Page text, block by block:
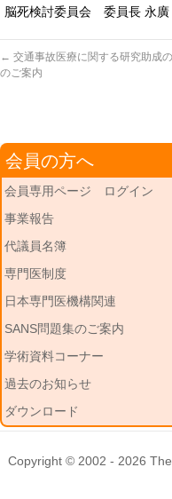
脳死検討委員会 委員長 永廣
← 交通事故医療に関する研究助成
のご案内
会員の方へ
会員専用ページ ログイン
事業報告
代議員名簿
専門医制度
日本専門医機構関連
SANS問題集のご案内
学術資料コーナー
過去のお知らせ
ダウンロード
Copyright © 2002 - 2026